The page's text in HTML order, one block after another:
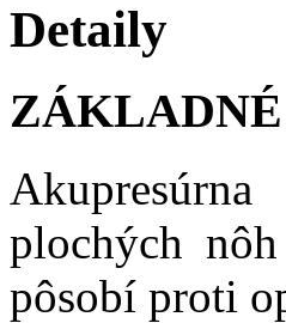
Detaily
plochých
pôsobí proti